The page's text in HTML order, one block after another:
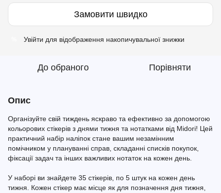
Замовити швидко
Увійти для відображення накопичувальної знижки
До обраного Порівняти
Опис
Організуйте свій тиждень яскраво та ефективно за допомогою
кольорових стікерів з днями тижня та нотатками від Midori! Цей
практичний набір наліпок стане вашим незамінним
помічником у плануванні справ, складанні списків покупок,
фіксації задач та інших важливих нотаток на кожен день.
У наборі ви знайдете 35 стікерів, по 5 штук на кожен день
тижня. Кожен стікер має місце як для позначення дня тижня,